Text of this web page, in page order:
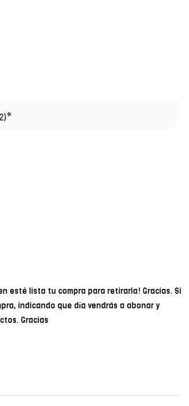
*
esté lista tu compra para retirarla! Gracias. Si
indicando que día vendrás a abonar y
Gracias